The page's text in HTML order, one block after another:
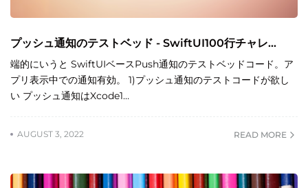
プッシュ通知のテストベッド - SwiftUI100行チャレ...
端的にいうと SwiftUIベースPush通知のテストベッドコード。ア
プリ表示中での通知有効。 1)プッシュ通知のテストコードが欲し
い プッシュ通知はXcode1…
AUGUST 3, 2022 READ MORE